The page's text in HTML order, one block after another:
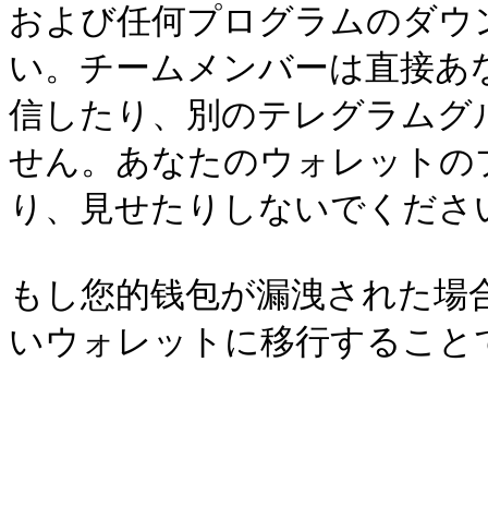
および任何プログラムのダ
い。チームメンバーは直接
信したり、別のテレグラム
せん。あなたのウォレット
り、見せたりしないでくださ
もし您的钱包が漏洩された